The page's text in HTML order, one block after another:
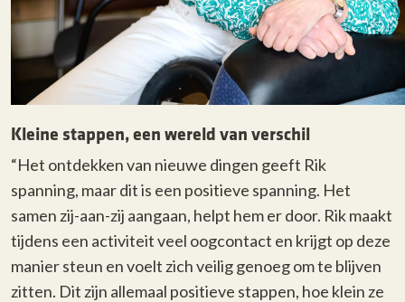
Kleine stappen, een wereld van verschil
“Het ontdekken van nieuwe dingen geeft Rik
spanning, maar dit is een positieve spanning. Het
samen zij-aan-zij aangaan, helpt hem er door. Rik maakt
tijdens een activiteit veel oogcontact en krijgt op deze
manier steun en voelt zich veilig genoeg om te blijven
zitten. Dit zijn allemaal positieve stappen, hoe klein ze